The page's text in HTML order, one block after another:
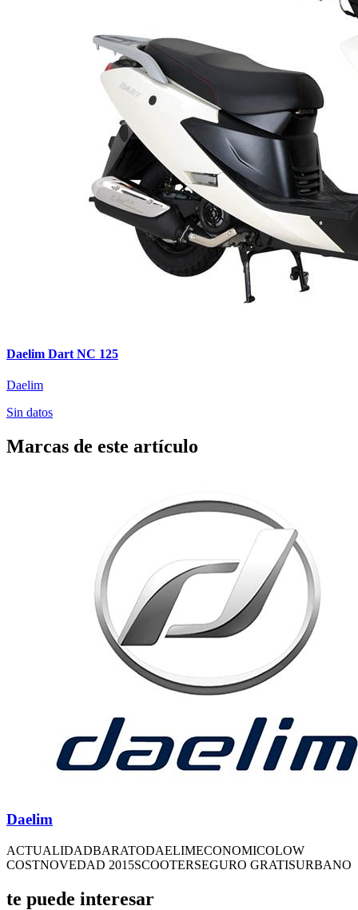
Daelim Dart NC 125
Daelim
Sin datos
Marcas de este artículo
Daelim
ACTUALIDADBARATODAELIMECONOMICOLOW
COSTNOVEDAD 2015SCOOTERSEGURO GRATISURBANO
te puede interesar